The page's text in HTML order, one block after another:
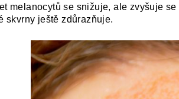
melanocytů se snižuje, ale zvyšuje
skvrny ještě zdůrazňuje.